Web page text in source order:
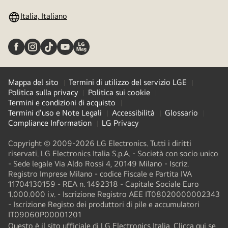
Italia, Italiano
Mappa del sito
Termini di utilizzo del servizio LGE
Politica sulla privacy
Politica sui cookie
Termini e condizioni di acquisto
Termini d'uso e Note Legali
Accessibilità
Glossario
Compliance Information
LG Privacy
Copyright © 2009-2026 LG Electronics. Tutti i diritti
riservati. LG Electronics Italia S.p.A. - Società con socio unico
- Sede legale Via Aldo Rossi 4, 20149 Milano - Iscriz.
Registro Imprese Milano - codice Fiscale e Partita IVA
11704130159 - REA n. 1492318 - Capitale Sociale Euro
1.000.000 i.v. - Iscrizione Registro AEE IT08020000002343​
- Iscrizione Registo dei produttori di pile e accumulatori
IT09060P00001201
Questo è il sito ufficiale di LG Electronics Italia. Clicca qui se